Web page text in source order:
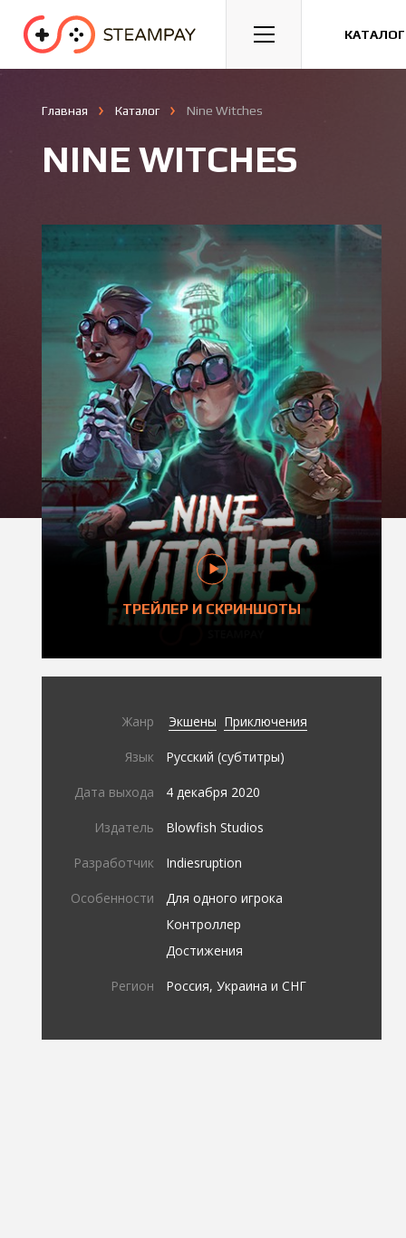
Спорт Гонки Казуальные
Главная Каталог Nine Witches
NINE WITCHES
ТРЕЙЛЕР И СКРИНШОТЫ
Жанр Экшены Приключения
Язык Русский (субтитры)
Дата выхода 4 декабря 2020
Издатель Blowfish Studios
Разработчик Indiesruption
Особенности
Для одного игрока
Контроллер
Достижения
Регион Россия, Украина и СНГ